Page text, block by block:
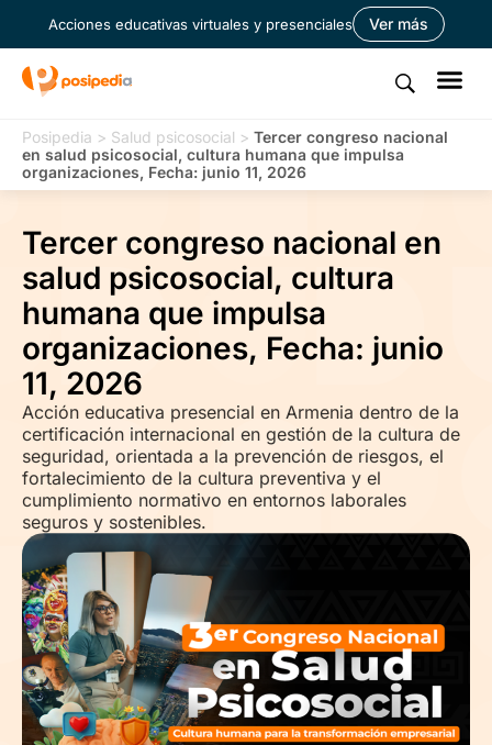
Acciones educativas virtuales y presenciales Ver más
Posipedia > Salud psicosocial > Tercer congreso nacional
en salud psicosocial, cultura humana que impulsa
organizaciones, Fecha: junio 11, 2026
Tercer congreso nacional en
salud psicosocial, cultura
humana que impulsa
organizaciones, Fecha: junio
11, 2026
Acción educativa presencial en Armenia dentro de la
certificación internacional en gestión de la cultura de
seguridad, orientada a la prevención de riesgos, el
fortalecimiento de la cultura preventiva y el
cumplimiento normativo en entornos laborales
seguros y sostenibles.